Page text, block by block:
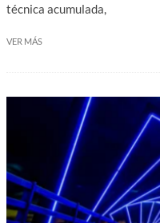
técnica acumulada,
VER MÁS